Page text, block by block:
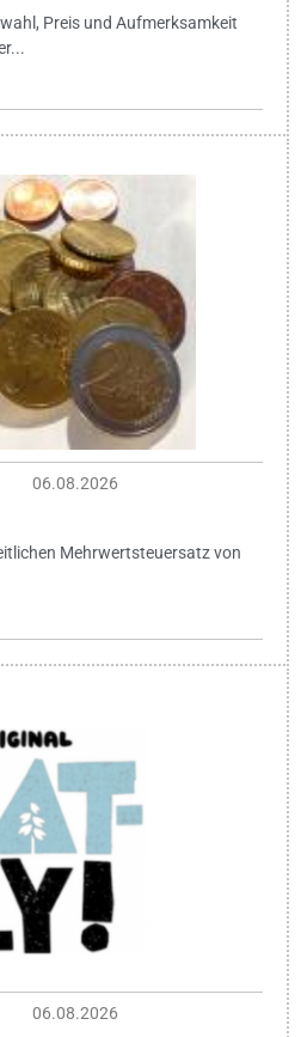
Preis und Aufmerksamkeit
06.08.2026
Mehrwertsteuersatz von
06.08.2026